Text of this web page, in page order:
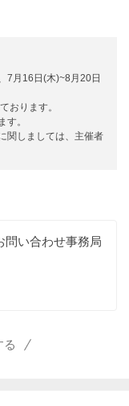
7月16日(木)~8月20日
おります。
す。
関しましては、主催者
問い合わせ事務局
る